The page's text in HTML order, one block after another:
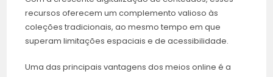
recursos oferecem um complemento valioso às
coleções tradicionais, ao mesmo tempo em que
superam limitações espaciais e de acessibilidade.
Uma das principais vantagens dos meios online é a